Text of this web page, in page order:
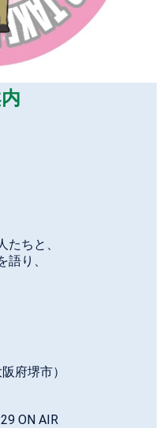
ちと、
り、
府堺市）
ON AIR